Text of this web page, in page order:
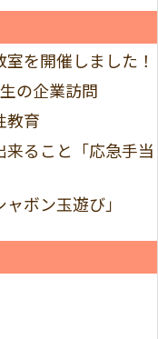
を開催しました！
の企業訪問
教育
ること「応急手当
ボン玉遊び」